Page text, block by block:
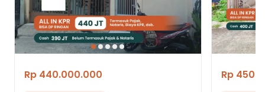
Rp 440.000.000 Rp